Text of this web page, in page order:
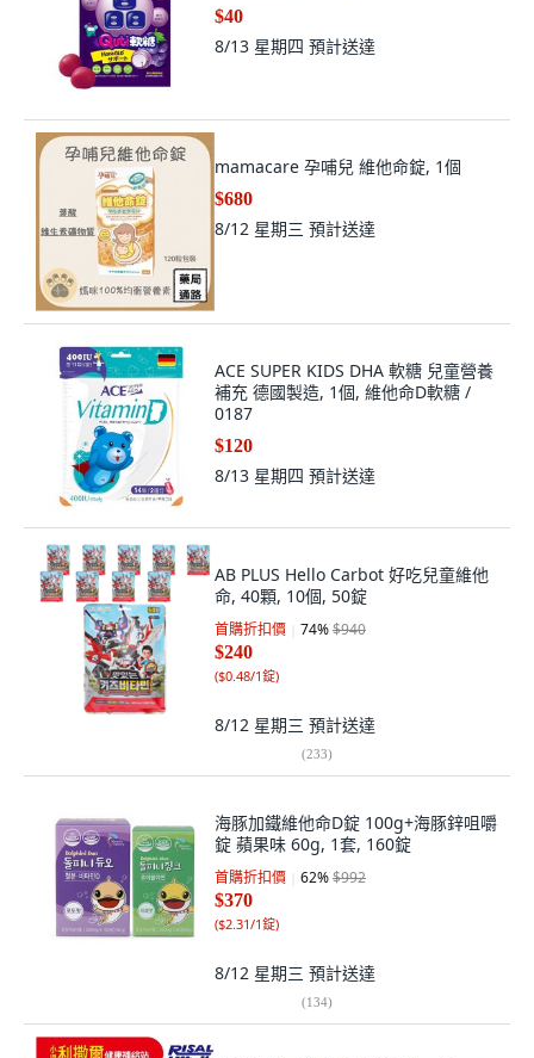
$40
8/13 星期四 預計送達
mamacare 孕哺兒 維他命錠, 1個
$680
8/12 星期三 預計送達
ACE SUPER KIDS DHA 軟糖 兒童營養
補充 德國製造, 1個, 維他命D軟糖 /
0187
$120
8/13 星期四 預計送達
AB PLUS Hello Carbot 好吃兒童維他
命, 40顆, 10個, 50錠
首購折扣價 74%$940
$240
($0.48/1錠)
8/12 星期三 預計送達
(233)
海豚加鐵維他命D錠 100g+海豚鋅咀嚼
錠 蘋果味 60g, 1套, 160錠
首購折扣價 62%$992
$370
($2.31/1錠)
8/12 星期三 預計送達
(134)